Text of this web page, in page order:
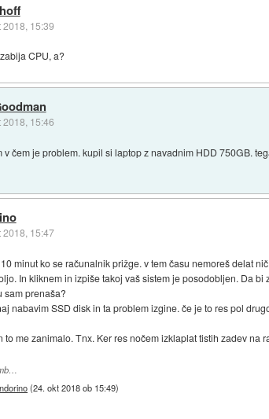
2018, 15:39
CPU, a?
2018, 15:46
v čem je problem. kupil si laptop z navadnim HDD 750GB.
2018, 15:47
minut ko se računalnik prižge. v tem času nemoreš delat
In kliknem in izpiše takoj vaš sistem je posodobljen. Da
sam prenaša?
nabavim SSD disk in ta problem izgine. če je to res pol
to me zanimalo. Tnx. Ker res nočem izklaplat tistih zadev na
(24. okt 2018 ob 15:49)